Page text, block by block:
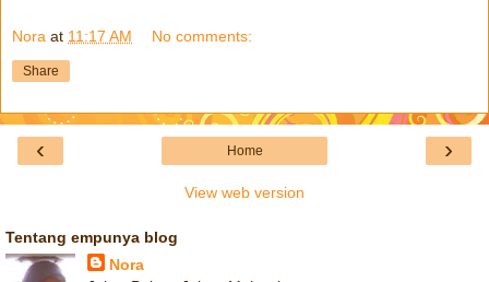
Nora at 11:17 AM No comments:
Share
‹ ›
Home
View web version
Tentang empunya blog
Nora